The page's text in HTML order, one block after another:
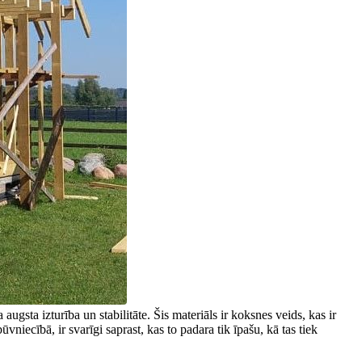
izturība un stabilitāte. Šis materiāls ir koksnes veids, kas ir
ir svarīgi saprast, kas to padara tik īpašu, kā tas tiek